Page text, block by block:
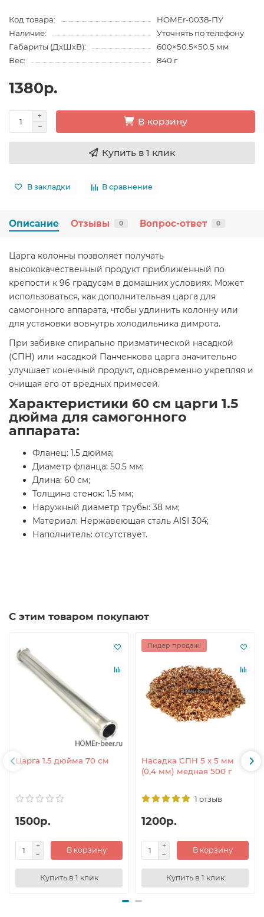
Код товара:
HOMEr-0038-ПУ
Наличие:
Уточнять по телефону
Габариты (ДхШхВ):
600×50.5×50.5 мм
Вес:
840 г
1380р.
В корзину
Купить в 1 клик
В закладки В сравнение
Описание Отзывы 0 Вопрос-ответ 0
Царга колонны позволяет получать
высококачественный продукт приближенный по
крепости к 96 градусам в домашних условиях. Может
использоваться, как дополнительная царга для
самогонного аппарата, чтобы удлинить колонну или
для установки вовнутрь холодильника димрота.
При забивке спирально призматической насадкой
(СПН) или насадкой Панченкова царга значительно
улучшает конечный продукт, одновременно укрепляя и
очищая его от вредных примесей.
Характеристики 60 см царги 1.5
дюйма для самогонного
аппарата:
Фланец: 1.5 дюйма;
Диаметр фланца: 50.5 мм;
Длина: 60 см;
Толщина стенок: 1.5 мм;
Наружный диаметр трубы: 38 мм;
Материал: Нержавеющая сталь AISI 304;
Наполнитель: отсутствует.
С этим товаром покупают
Царга 1.5 дюйма 70 см
1500р.
В корзину
Купить в 1 клик
Лидер продаж!
Насадка СПН 5 х 5 мм
(0,4 мм) медная 500 г
1 отзыв
1200р.
В корзину
Купить в 1 клик